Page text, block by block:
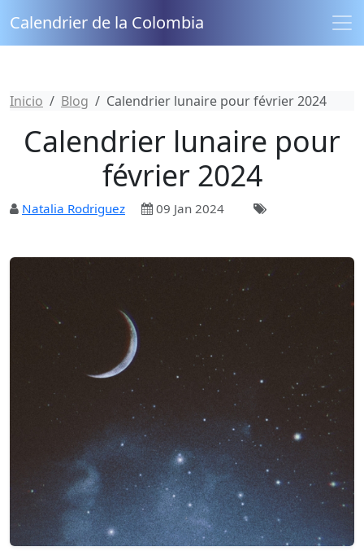
Calendrier de la Colombia
Inicio Blog Calendrier lunaire pour février 2024
Calendrier lunaire pour
février 2024
Natalia Rodriguez 09 Jan 2024